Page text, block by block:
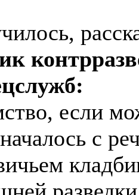
если
началось с